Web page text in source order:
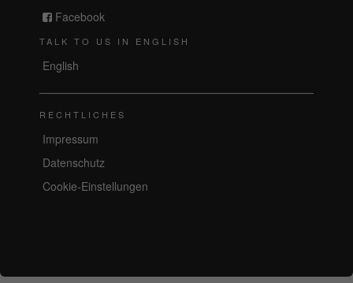
Facebook
TALK TO US IN ENGLISH
English
RECHTLICHES
Impressum
Datenschutz
Cookie-Einstellungen